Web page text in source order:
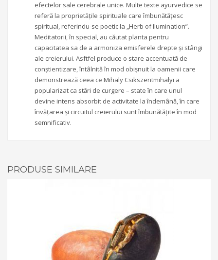
efectelor sale cerebrale unice. Multe texte ayurvedice se
referă la proprietățile spirituale care îmbunătățesc
spiritual, referindu-se poetic la „Herb of Ilumination”.
Meditatorii, în special, au căutat planta pentru
capacitatea sa de a armoniza emisferele drepte și stângi
ale creierului. Asftfel produce o stare accentuată de
conștientizare, întâlnită în mod obișnuit la oamenii care
demonstrează ceea ce Mihaly Csikszentmihalyi a
popularizat ca stări de curgere – state în care unul
devine intens absorbit de activitate la îndemână, în care
învățarea și circuitul creierului sunt îmbunătățite în mod
semnificativ.
PRODUSE SIMILARE